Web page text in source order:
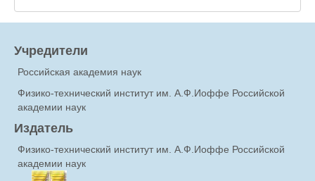
Учредители
Российская академия наук
Физико-технический институт им. А.Ф.Иоффе Российской
академии наук
Издатель
Физико-технический институт им. А.Ф.Иоффе Российской
академии наук